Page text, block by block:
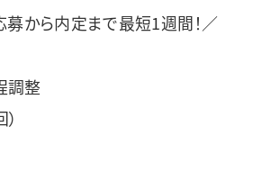
募から内定まで最短1週間！／
調整